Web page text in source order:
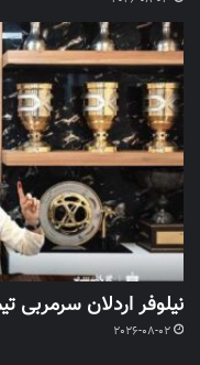
نیلوفر اردلان سرمربی
2026-08-02